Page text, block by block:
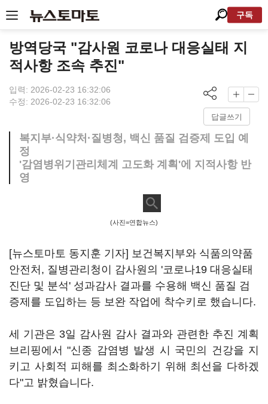
구독
방역당국 "감사원 코로나 대응실태 지
적사항 조속 추진"
입력: 2026-02-23 16:32:06
수정: 2026-02-23 16:32:06
답글쓰기
복지부·식약처·질병청, 백신 품질 검증제 도입 예
정
'감염병위기관리체계 고도화 계획'에 지적사항 반
영
(사진=연합뉴스)
[뉴스토마토 동지훈 기자] 보건복지부와 식품의약품
안전처, 질병관리청이 감사원의 '코로나19 대응실태
진단 및 분석' 성과감사 결과를 수용해 백신 품질 검
증제를 도입하는 등 보완 작업에 착수키로 했습니다.
세 기관은 3일 감사원 감사 결과와 관련한 추진 계획
브리핑에서 "신종 감염병 발생 시 국민의 건강을 지
키고 사회적 피해를 최소화하기 위해 최선을 다하겠
다"고 밝혔습니다.